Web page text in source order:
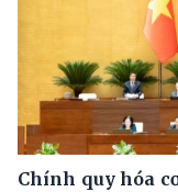
Chính quy hóa